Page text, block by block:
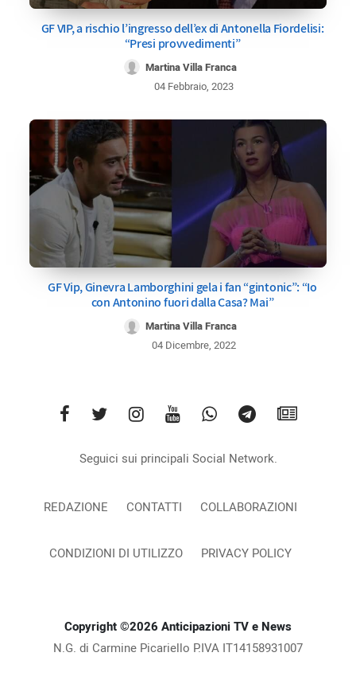
GF VIP, a rischio l’ingresso dell’ex di Antonella Fiordelisi:
“Presi provvedimenti”
Martina Villa Franca
04 Febbraio, 2023
GF Vip, Ginevra Lamborghini gela i fan “gintonic”: “Io
con Antonino fuori dalla Casa? Mai”
Martina Villa Franca
04 Dicembre, 2022
Seguici sui principali Social Network.
REDAZIONE CONTATTI COLLABORAZIONI
CONDIZIONI DI UTILIZZO PRIVACY POLICY
Copyright ©2026 Anticipazioni TV e News
N.G. di Carmine Picariello P.IVA IT14158931007